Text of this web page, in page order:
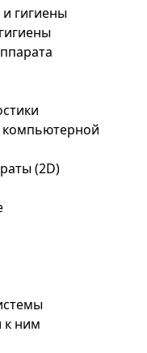
гигиены
(2D)
к ним